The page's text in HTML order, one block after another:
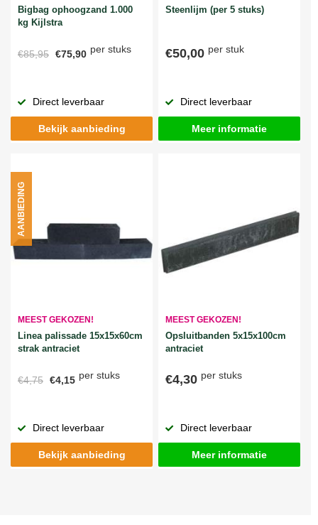
Bigbag ophoogzand 1.000
kg Kijlstra
€85,95 €75,90 per stuks
Direct leverbaar
Bekijk aanbieding
Steenlijm (per 5 stuks)
€50,00 per stuk
Direct leverbaar
Meer informatie
MEEST GEKOZEN!
Linea palissade 15x15x60cm
strak antraciet
€4,75 €4,15 per stuks
AANBIEDING
Direct leverbaar
Bekijk aanbieding
MEEST GEKOZEN!
Opsluitbanden 5x15x100cm
antraciet
€4,30 per stuks
Direct leverbaar
Meer informatie